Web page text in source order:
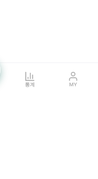
통계 MY